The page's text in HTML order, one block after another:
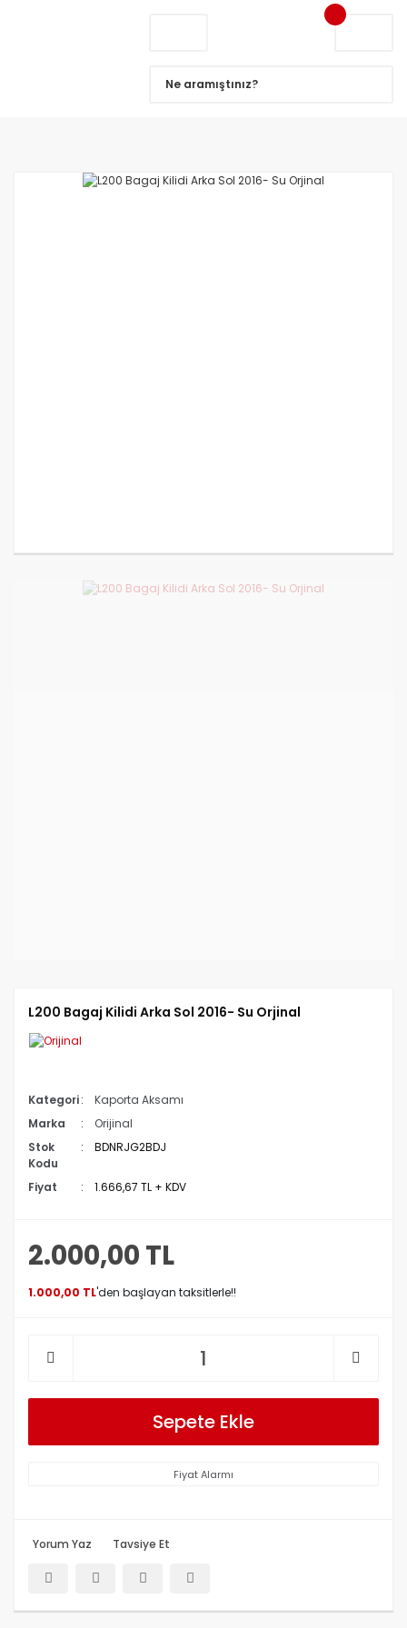
L200 Bagaj Kilidi Arka Sol 2016- Su Orjinal
Kategori
Kaporta Aksamı
Marka
Orijinal
Stok
Kodu
BDNRJG2BDJ
Fiyat 1.666,67 TL + KDV
2.000,00 TL
1.000,00 TL'den başlayan taksitlerle!!
Sepete Ekle
Fiyat Alarmı
Yorum Yaz Tavsiye Et